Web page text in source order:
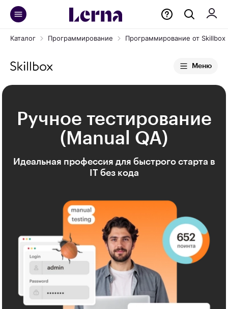
Каталог Программирование Программирование от Skillbox
Меню
Ручное тестирование
(Manual QA)
Идеальная профессия для быстрого старта в
IT без кода